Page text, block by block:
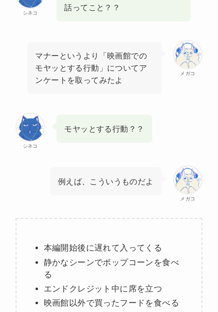
シネコ
話ってこと？？
メガコ
マナーというより「映画館での
モヤッとする行動」についてア
ンケートを取ってみたよ
シネコ
モヤッとする行動？？
メガコ
例えば、こういうものだよ
本編開始後に遅れて入ってくる
静かなシーンでポップコーンを食べ
る
エンドクレジット中に席を立つ
映画館以外で買ったフードを食べる